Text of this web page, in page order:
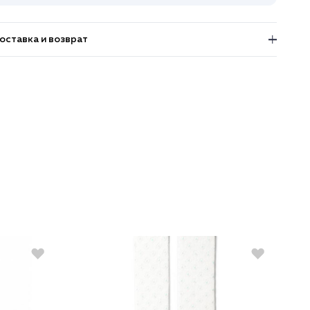
и возврат